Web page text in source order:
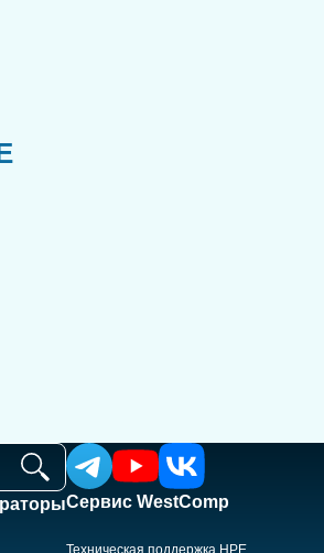
Сервис WestComp
Техническая поддержка HPE